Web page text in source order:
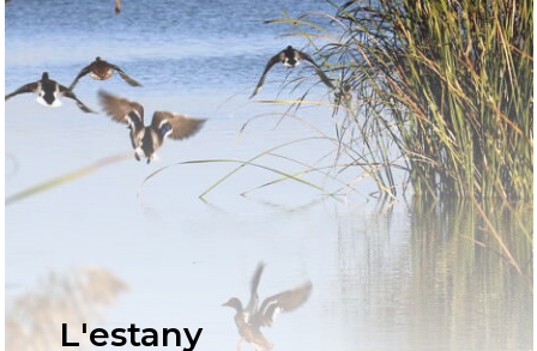
L'estany